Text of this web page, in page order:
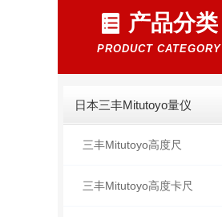
产品分类
PRODUCT CATEGORY
日本三丰Mitutoyo量仪
三丰Mitutoyo高度尺
三丰Mitutoyo高度卡尺